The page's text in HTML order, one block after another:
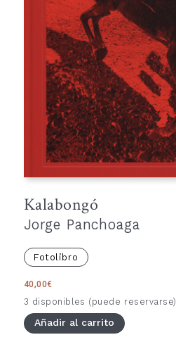
Kalabongó
Jorge Panchoaga
Fotolibro
40,00€
3 disponibles (puede reservarse)
Añadir al carrito